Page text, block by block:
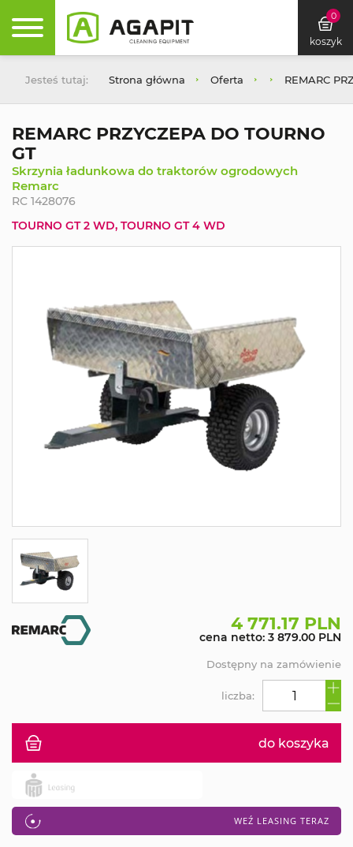
0
koszyk
Jesteś tutaj: Strona główna Oferta REMARC
REMARC PRZYCZEPA DO TOURNO
GT
Skrzynia ładunkowa do traktorów ogrodowych
Remarc
RC 1428076
TOURNO GT 2 WD, TOURNO GT 4 WD
4 771.17 PLN
cena netto: 3 879.00 PLN
do koszyka
WEŹ LEASING TERAZ
liczba:
Dostępny na zamówienie